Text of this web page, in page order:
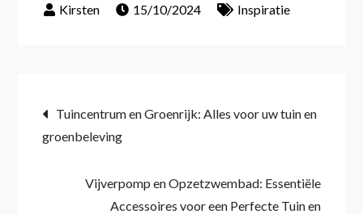
15/10/2024 Inspiratie
Post
navigation
Tuincentrum en Groenrijk: Alles voor uw tuin en
groenbeleving
Vijverpomp en Opzetzwembad: Essentiële
Accessoires voor een Perfecte Tuin en